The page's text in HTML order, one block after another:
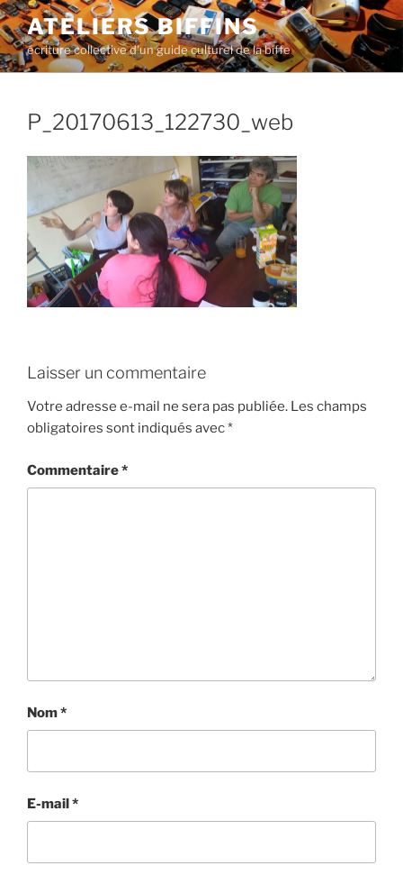
Aller
au
contenu
principal
ATELIERS BIFFINS
écriture collective d'un guide culturel de la biffe
P_20170613_122730_web
Laisser un commentaire
Votre adresse e-mail ne sera pas publiée. Les champs
obligatoires sont indiqués avec*
Commentaire*
Nom*
E-mail*